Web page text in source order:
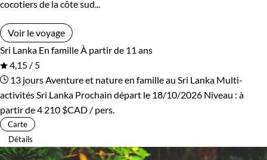
cocotiers de la côte sud...
Voir le voyage
Sri Lanka En familleÀ partir de 11 ans
4,15 / 5
13 joursAventure et nature en famille au Sri Lanka Multi-
activités Sri Lanka Prochain départ le 18/10/2026 Niveau : à
partir de4 210 $CAD / pers.
Carte
Détails